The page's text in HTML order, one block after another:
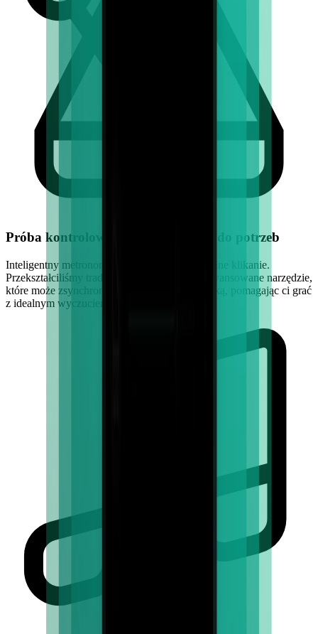
Próba kontrolowana i dostosowana do potrzeb
Inteligentny metronom to nie jest twoje codzienne klikanie.
Przekształciliśmy tradycyjny metronom w zaawansowane narzędzie,
które może zsynchronizować się z twoją muzyką, pomagając ci grać
z idealnym wyczuciem czasu i precyzją.